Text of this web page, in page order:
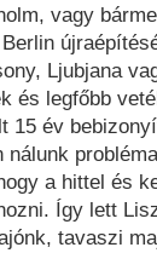
vagy
Ljubjana
és legfőbb
15 év
nálunk
a hittel és
Így lett
tavaszi